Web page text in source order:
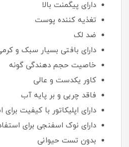
دارای پیگمنت بالا
تغذیه کننده پوست
ضد لک
دارای بافتی بسیار سبک و
خاصیت حجم دهندگی گونه
کاور یکدست و عالی
فاقد چربی و بر پایه آب
دارای اپلیکاتور با کیفیت
دارای نوک اسفنجی برای
بدون تست حیوانی